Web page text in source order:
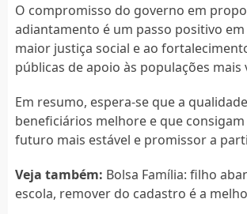
O compromisso do governo em
adiantamento é um passo positivo
maior justiça social e ao
públicas de apoio às populações mais
Em resumo, espera-se que a
beneficiários melhore e que
futuro mais estável e promissor a
Veja também: Bolsa Família: filho
escola, remover do cadastro é a